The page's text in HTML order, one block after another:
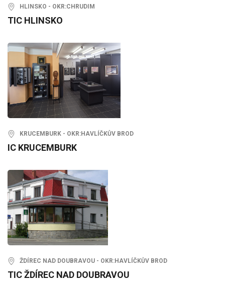
HLINSKO - OKR:CHRUDIM
TIC HLINSKO
KRUCEMBURK - OKR:HAVLÍČKŮV BROD
IC KRUCEMBURK
ŽDÍREC NAD DOUBRAVOU - OKR:HAVLÍČKŮV BROD
TIC ŽDÍREC NAD DOUBRAVOU